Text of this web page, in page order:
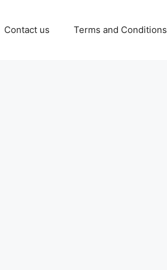
Contact us Terms and Conditions